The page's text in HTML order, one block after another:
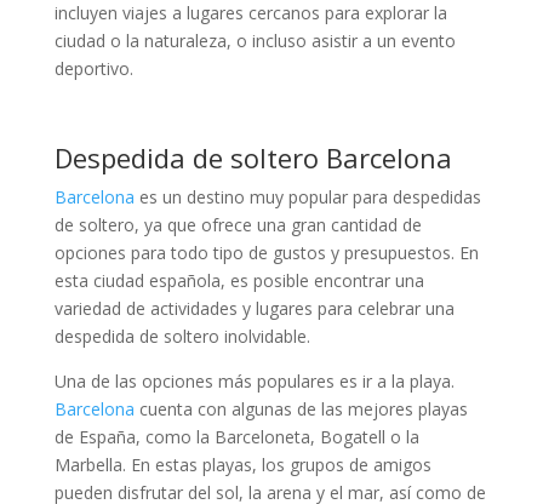
incluyen viajes a lugares cercanos para explorar la
ciudad o la naturaleza, o incluso asistir a un evento
deportivo.
Despedida de soltero Barcelona
Barcelona es un destino muy popular para despedidas
de soltero, ya que ofrece una gran cantidad de
opciones para todo tipo de gustos y presupuestos. En
esta ciudad española, es posible encontrar una
variedad de actividades y lugares para celebrar una
despedida de soltero inolvidable.
Una de las opciones más populares es ir a la playa.
Barcelona cuenta con algunas de las mejores playas
de España, como la Barceloneta, Bogatell o la
Marbella. En estas playas, los grupos de amigos
pueden disfrutar del sol, la arena y el mar, así como de